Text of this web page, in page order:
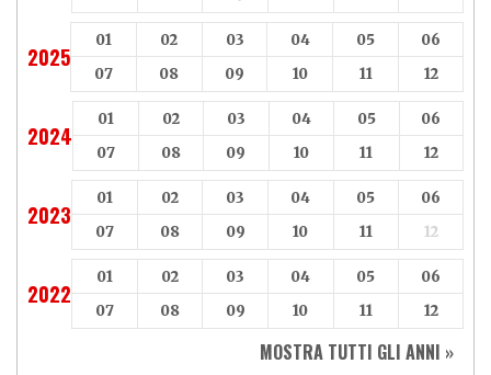
2025
01 02 03 04 05
06
07
08 09 10 11 12
2024
01 02 03 04 05
06
07
08 09 10 11 12
2023
01 02 03 04 05
06
07
08 09 10 11 12
2022
01 02 03 04 05
06
07
08 09 10 11 12
MOSTRA TUTTI GLI ANNI »